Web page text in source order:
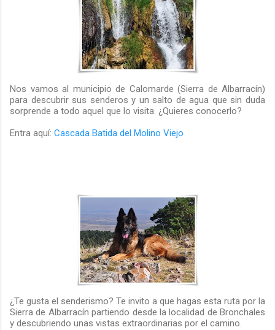
Nos vamos al municipio de Calomarde (Sierra de Albarracín)
para descubrir sus senderos y un salto de agua que sin duda
sorprende a todo aquel que lo visita. ¿Quieres conocerlo?
Entra aquí: Cascada Batida del Molino Viejo
¿Te gusta el senderismo? Te invito a que hagas esta ruta por la
Sierra de Albarracín partiendo desde la localidad de Bronchales
y descubriendo unas vistas extraordinarias por el camino.